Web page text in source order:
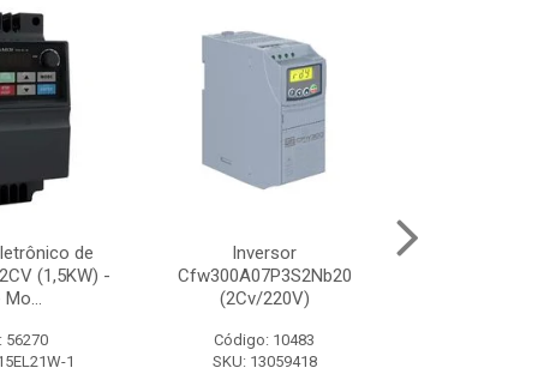
de
(1,5KW) -
56270
1
Inversor
Cfw300A07P3S2Nb20
(2Cv/220V)
Código: 10483
SKU: 13059418